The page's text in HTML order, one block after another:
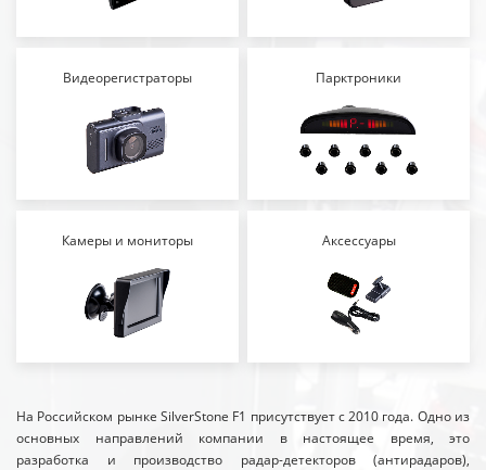
Видеорегистраторы Парктроники
Камеры и мониторы Аксессуары
На Российском рынке SilverStone F1 присутствует с 2010 года. Одно из
основных направлений компании в настоящее время, это
разработка и производство радар-детекторов (антирадаров),